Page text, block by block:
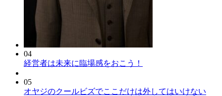
04
経営者は未来に臨場感をおこう！
05
オヤジのクールビズでここだけは外してはいけない